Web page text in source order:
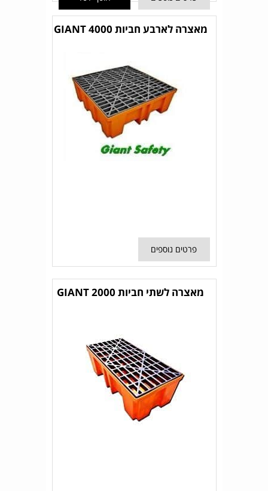
מאצרה לארבע חביות GIANT 4000
פרטים נוספים
מאצרה לשתי חביות GIANT 2000